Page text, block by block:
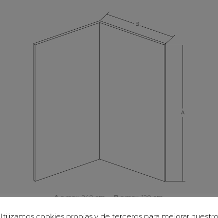
A= max. 240 cm.B= max. 120 cm.